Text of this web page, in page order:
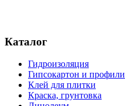
Каталог
Гидроизоляция
Гипсокартон и профили
Клей для плитки
Краска, грунтовка